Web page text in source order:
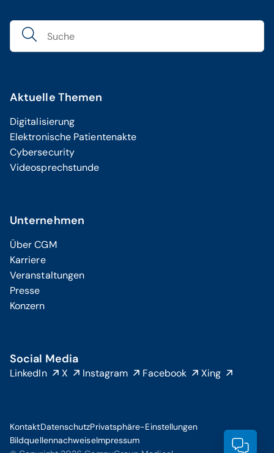
Aktuelle Themen
Digitalisierung
Elektronische Patientenakte
Cybersecurity
Videosprechstunde
Unternehmen
Über CGM
Karriere
Veranstaltungen
Presse
Konzern
Social Media
LinkedIn X Instagram Facebook Xing
KontaktDatenschutzPrivatsphäre-Einstellungen
BildquellennachweiseImpressum